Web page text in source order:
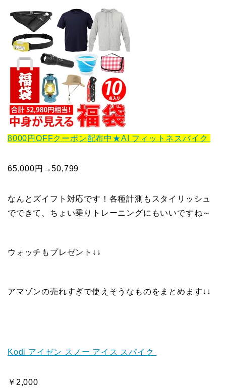
8000円OFFクーポン配布中★AI フィットネスバイク
65,000円→50,799
なんとズイフト対応です！各種計測もスタイリッシュ
でできて、ちょい乗りトレーニングにもいいですね～
ウォッチもプレゼント↓↓
アマゾンの売れすぎで使えそうなものをまとめます↓↓
Kodi アイゼン スノー アイス スパイク
￥2,000